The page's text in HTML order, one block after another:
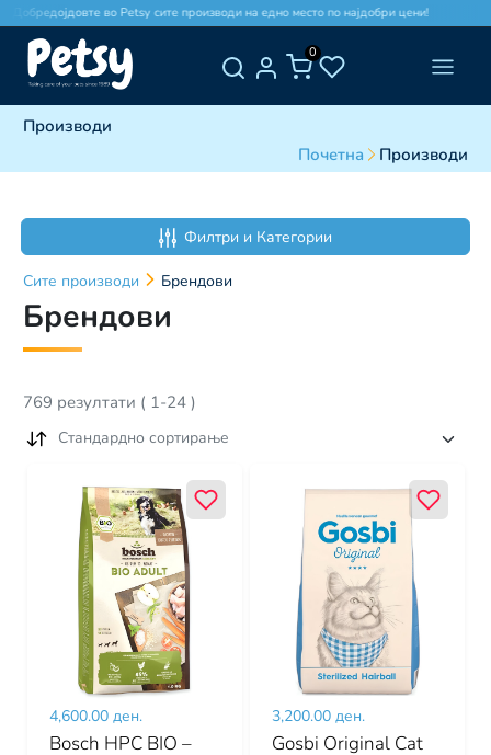
во Petsy сите производи на едно место по најдобри цени!
0
Производи
Почетна
Производи
Филтри и Категории
Сите производи Брендови
Брендови
769 резултати ( 1-24 )
Стандардно сортирање
4,600.00 ден.
Bosch HPC BIO –
3,200.00 ден.
Gosbi Original Cat